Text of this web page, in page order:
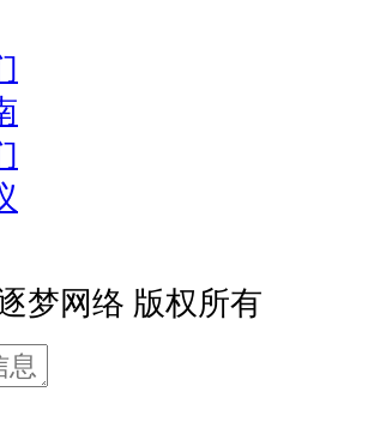
梦网络 版权所有